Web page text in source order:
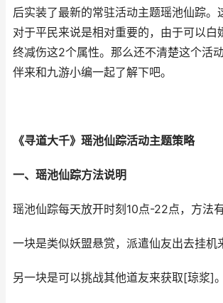
后实装了最新的常驻活动主题瑶池仙踪。
对于平民来说是相对重要的，由于可以白
终减伤这2个属性。那么还不清楚这个活
伴来和九游小编一起了解下吧。
《寻道大千》瑶池仙踪活动主题策略
一、瑶池仙踪方法说明
瑶池仙踪每天放开时刻10点-22点，方法有
一块是类似妖盟悬赏，派遣仙友出去挂机
另一块是可以挑战其他道友来获取[琼浆]。